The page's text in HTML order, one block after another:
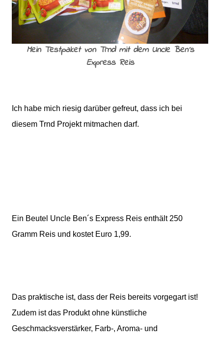
Mein Testpaket von Trnd mit dem Uncle Ben´s
Express Reis
Ich habe mich riesig darüber gefreut, dass ich bei
diesem Trnd Projekt mitmachen darf.
Ein Beutel Uncle Ben´s Express Reis enthält 250
Gramm Reis und kostet Euro 1,99.
Das praktische ist, dass der Reis bereits vorgegart ist!
Zudem ist das Produkt ohne künstliche
Geschmacksverstärker, Farb-, Aroma- und